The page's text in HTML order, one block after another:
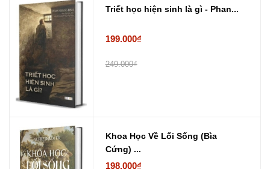
Triết học hiện sinh là gì - Phan...
199.000₫
249.000₫
Khoa Học Về Lối Sống (Bìa
Cứng) ...
198.000₫